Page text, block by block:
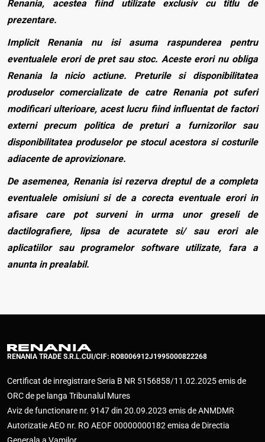
Renania, acestea fiind utilizate exclusiv cu titlu de
prezentare.
Implicit Renania nu isi asuma raspunderea pentru
eventualele erori de pret sau stoc. Aceste erori nu obliga
Renania la nicio actiune. Preturile si disponibilitatea
produselor comercializate de catre Renania pot suferi
modificari ulterioare, acest lucru fiind influentat de factori
externi precum politica de preturi a furnizorilor sau
disponibilitatea produselor pe stocul acestora si costurile
adiacente de aprovizionare.
De asemenea, Renania isi rezerva dreptul de a completa
eventualele omisiuni si de a corecta eventuale erori in
afisare care pot surveni in urma unor greseli de
dactilografiere, lipsa de acuratete si/ sau erori ale
aplicatiilor sau programelor software utilizate, fara a
anunta in prealabil.
RENANIA TRADE S.R.L.CUI/CIF: RO8006912J1995000822268
Certificat de inregistrare Seria B NR 5156858/11.02.2025 emis de
ORC de pe langa Tribunalul Mures
Aviz de functionare nr. 9147 din 20.09.2023 emis de ANMDMR
Autorizatie AEO nr. RO AEOF 00000000182 emisa de Directia